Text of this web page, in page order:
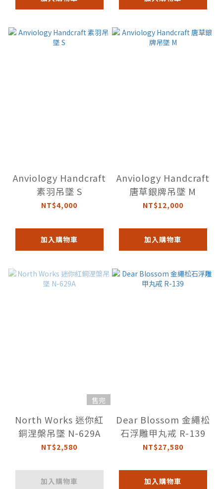
Anviology Handcraft
素羽吊墜 S
NT$4,000
加入購物車
Anviology Handcraft
唐草銀牌吊墜 M
NT$12,000
加入購物車
售完
North Works 迷你紅
銅涅槃吊墜 N-629A
NT$2,580
加入購物車
Dear Blossom 金繩松
石浮雕甲丸戒 R-139
NT$27,580
加入購物車